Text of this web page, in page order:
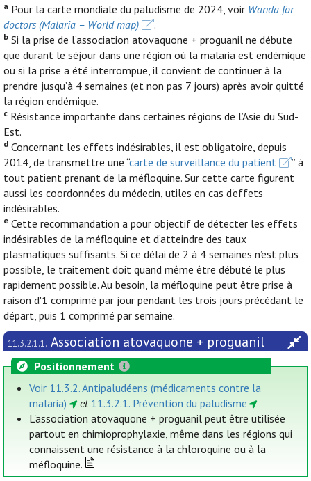
a Pour la carte mondiale du paludisme de 2024, voir Wanda for
doctors (Malaria – World map)
.
b Si la prise de l’association atovaquone + proguanil ne débute
que durant le séjour dans une région où la malaria est endémique
ou si la prise a été interrompue, il convient de continuer à la
prendre jusqu’à 4 semaines (et non pas 7 jours) après avoir quitté
la région endémique.
c Résistance importante dans certaines régions de l’Asie du Sud-
Est.
d Concernant les effets indésirables, il est obligatoire, depuis
2014, de transmettre une “carte de surveillance du patient
” à
tout patient prenant de la méfloquine. Sur cette carte figurent
aussi les coordonnées du médecin, utiles en cas d'effets
indésirables.
e Cette recommandation a pour objectif de détecter les effets
indésirables de la méfloquine et d’atteindre des taux
plasmatiques suffisants. Si ce délai de 2 à 4 semaines n’est plus
possible, le traitement doit quand même être débuté le plus
rapidement possible. Au besoin, la méfloquine peut être prise à
raison d'1 comprimé par jour pendant les trois jours précédant le
départ, puis 1 comprimé par semaine.
11.3.2.1.1. Association atovaquone + proguanil
Positionnement
Voir 11.3.2. Antipaludéens (médicaments contre la
malaria)
et 11.3.2.1. Prévention du paludisme
L'association atovaquone + proguanil peut être utilisée
partout en chimioprophylaxie, même dans les régions qui
connaissent une résistance à la chloroquine ou à la
méfloquine.